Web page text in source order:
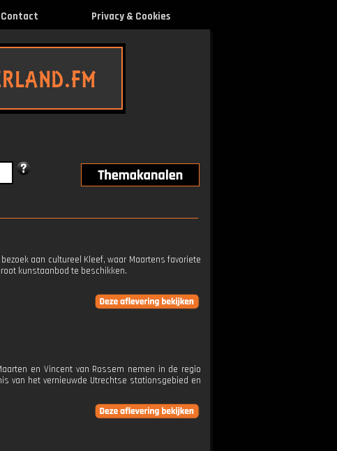
Contact Privacy & Cookies
aan cultureel Kleef, waar Maartens favoriete
kunstaanbod te beschikken.
en Vincent van Rossem nemen in de regio
van het vernieuwde Utrechtse stationsgebied en